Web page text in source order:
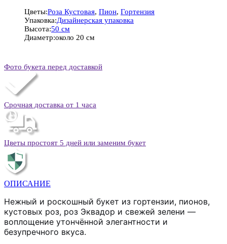
Цветы:Роза Кустовая, Пион, Гортензия
Упаковка:Дизайнерская упаковка
Высота:50 см
Диаметр:около 20 см
Фото букета перед доставкой
Срочная доставка от 1 часа
Цветы простоят 5 дней или заменим букет
ОПИСАНИЕ
Нежный и роскошный букет из гортензии, пионов,
кустовых роз, роз Эквадор и свежей зелени —
воплощение утончённой элегантности и
безупречного вкуса.